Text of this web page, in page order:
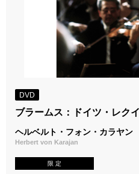
DVD
ブラームス：ドイツ・レク
ヘルベルト・フォン・カラヤン
Herbert von Karajan
限 定